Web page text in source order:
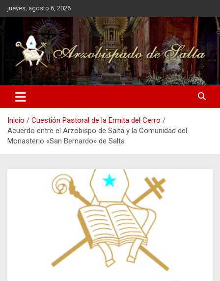
Saltar
al
contenido
jueves, agosto 6, 2026
Inicio
Cuestión Pastoral de la Ermita del Cerro
Acuerdo entre el Arzobispo de Salta y la Comunidad del
Monasterio «San Bernardo» de Salta